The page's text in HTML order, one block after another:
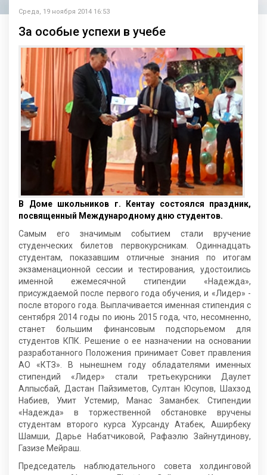
Среда, 19 ноября 2014 16:53
За особые успехи в учебе
В Доме школьников г. Кентау состоялся праздник,
посвященный Международному дню студентов.
Самым его значимым событием стали вручение
студенческих билетов первокурсникам. Одиннадцать
студентам, показавшим отличные знания по итогам
экзаменационной сессии и тестирования, удостоились
именной ежемесячной стипендии «Надежда»,
присуждаемой после первого года обучения, и «Лидер» -
после второго года. Выплачивается именная стипендия с
сентября 2014 годы по июнь 2015 года, что, несомненно,
станет большим финансовым подспорьемом для
студентов КПК. Решение о ее назначении на основании
разработанного Положения принимает Совет правления
АО «КТЗ». В нынешнем году обладателями именных
стипендий «Лидер» стали третьекурсники Даулет
Алпысбай, Дастан Пайзиметов, Султан Юсупов, Шахзод
Набиев, Умит Устемир, Манас Заманбек. Стипендии
«Надежда» в торжественной обстановке вручены
студентам второго курса Хурсанду Атабек, Аширбеку
Шамши, Дарье Набатчиковой, Рафаэлю Зайнутдинову,
Газизе Мейраш.
Председатель наблюдательного совета холдинговой